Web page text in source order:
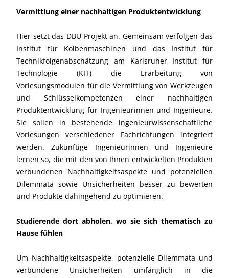
Vermittlung einer nachhaltigen Produktentwicklung
Hier setzt das DBU-Projekt an. Gemeinsam verfolgen das
Institut für Kolbenmaschinen und das Institut für
Technikfolgenabschätzung am Karlsruher Institut für
Technologie (KIT) die Erarbeitung von
Vorlesungsmodulen für die Vermittlung von Werkzeugen
und Schlüsselkompetenzen einer nachhaltigen
Produktentwicklung für Ingenieurinnen und Ingenieure.
Sie sollen in bestehende ingenieurwissenschaftliche
Vorlesungen verschiedener Fachrichtungen integriert
werden. Zukünftige Ingenieurinnen und Ingenieure
lernen so, die mit den von Ihnen entwickelten Produkten
verbundenen Nachhaltigkeitsaspekte und potenziellen
Dilemmata sowie Unsicherheiten besser zu bewerten
und Produkte dahingehend zu optimieren.
Studierende dort abholen, wo sie sich thematisch zu
Hause fühlen
Um Nachhaltigkeitsaspekte, potenzielle Dilemmata und
verbundene Unsicherheiten umfänglich in die